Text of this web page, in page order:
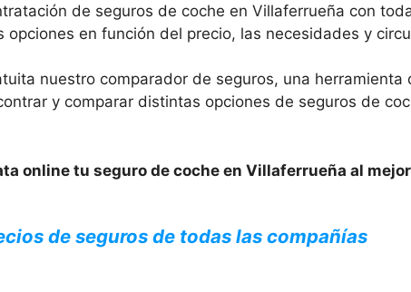
de seguros de coche en Villaferrueña con
opciones en función del precio, las necesidades y
nuestro comparador de seguros, una
y comparar distintas opciones de seguros de
online tu seguro de coche en Villaferrueña al
de seguros de todas las compañías